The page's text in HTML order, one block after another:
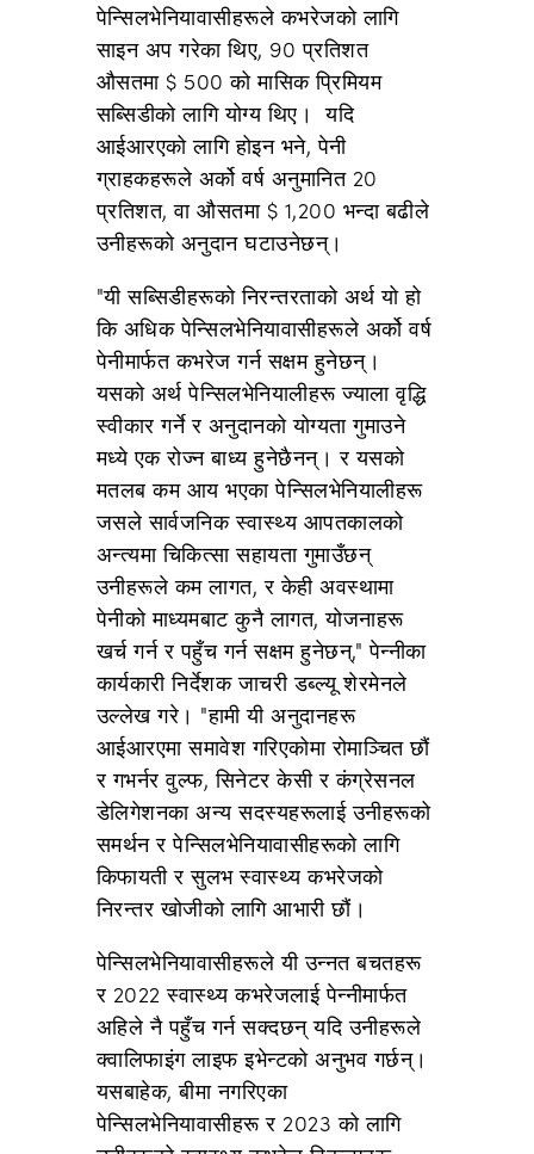
पेन्सिलभेनियावासीहरूले कभरेजको लागि
साइन अप गरेका थिए, 90 प्रतिशत
औसतमा $ 500 को मासिक प्रिमियम
सब्सिडीको लागि योग्य थिए। यदि
आईआरएको लागि होइन भने, पेनी
ग्राहकहरूले अर्को वर्ष अनुमानित 20
प्रतिशत, वा औसतमा $ 1,200 भन्दा बढीले
उनीहरूको अनुदान घटाउनेछन्।
"यी सब्सिडीहरूको निरन्तरताको अर्थ यो हो
कि अधिक पेन्सिलभेनियावासीहरूले अर्को वर्ष
पेनीमार्फत कभरेज गर्न सक्षम हुनेछन्।
यसको अर्थ पेन्सिलभेनियालीहरू ज्याला वृद्धि
स्वीकार गर्ने र अनुदानको योग्यता गुमाउने
मध्ये एक रोज्न बाध्य हुनेछैनन्। र यसको
मतलब कम आय भएका पेन्सिलभेनियालीहरू
जसले सार्वजनिक स्वास्थ्य आपतकालको
अन्त्यमा चिकित्सा सहायता गुमाउँछन्
उनीहरूले कम लागत, र केही अवस्थामा
पेनीको माध्यमबाट कुनै लागत, योजनाहरू
खर्च गर्न र पहुँच गर्न सक्षम हुनेछन्," पेन्नीका
कार्यकारी निर्देशक जाचरी डब्ल्यू शेरमेनले
उल्लेख गरे। "हामी यी अनुदानहरू
आईआरएमा समावेश गरिएकोमा रोमाञ्चित छौं
र गभर्नर वुल्फ, सिनेटर केसी र कंग्रेसनल
डेलिगेशनका अन्य सदस्यहरूलाई उनीहरूको
समर्थन र पेन्सिलभेनियावासीहरूको लागि
किफायती र सुलभ स्वास्थ्य कभरेजको
निरन्तर खोजीको लागि आभारी छौं।
पेन्सिलभेनियावासीहरूले यी उन्नत बचतहरू
र 2022 स्वास्थ्य कभरेजलाई पेन्नीमार्फत
अहिले नै पहुँच गर्न सक्दछन् यदि उनीहरूले
क्वालिफाइंग लाइफ इभेन्टको अनुभव गर्छन्।
यसबाहेक, बीमा नगरिएका
पेन्सिलभेनियावासीहरू र 2023 को लागि